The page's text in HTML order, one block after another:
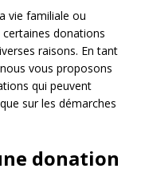
vie familiale ou
donations
raisons. En tant
vous proposons
qui peuvent
sur les démarches
donation